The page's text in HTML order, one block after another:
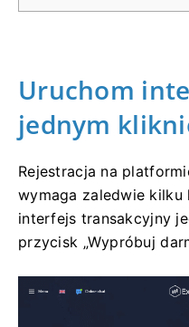
Uruchom
jednym
Rejestracja na
wymaga zaledwie
interfejs transakcyjny
przycisk „Wypróbuj